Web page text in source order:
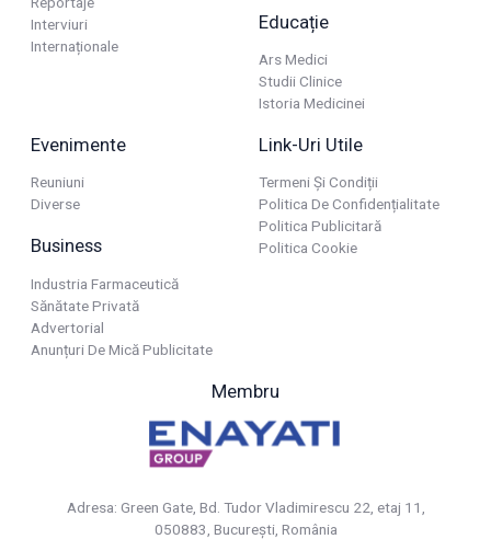
Interviuri
Internaționale
Educație
Ars Medici
Studii Clinice
Istoria Medicinei
Evenimente
Reuniuni
Diverse
Business
Industria Farmaceutică
Sănătate Privată
Advertorial
Anunțuri De Mică Publicitate
Link-Uri Utile
Termeni Și Condiții
Politica De Confidențialitate
Politica Publicitară
Politica Cookie
Membru
Adresa: Green Gate, Bd. Tudor Vladimirescu 22, etaj 11,
050883, Bucureşti, România